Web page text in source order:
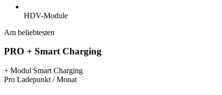
HDV-Module
Am beliebtesten
PRO + Smart Charging
+ Modul Smart Charging
Pro Ladepunkt / Monat